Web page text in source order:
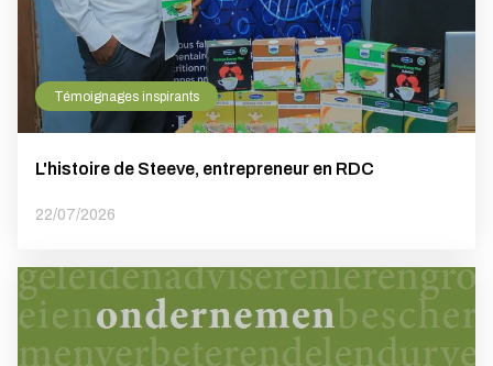
Témoignages inspirants
L'histoire de Steeve, entrepreneur en RDC
22/07/2026